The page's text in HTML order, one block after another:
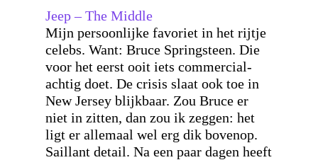
Jeep – The Middle
Mijn persoonlijke favoriet in het rijtje
celebs. Want: Bruce Springsteen. Die
voor het eerst ooit iets commercial-
achtig doet. De crisis slaat ook toe in
New Jersey blijkbaar. Zou Bruce er
niet in zitten, dan zou ik zeggen: het
ligt er allemaal wel erg dik bovenop.
Saillant detail. Na een paar dagen heeft